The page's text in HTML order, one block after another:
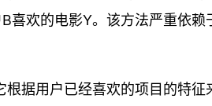
喜欢的电影Y。该方法严重依赖
据用户已经喜欢的项目的特征